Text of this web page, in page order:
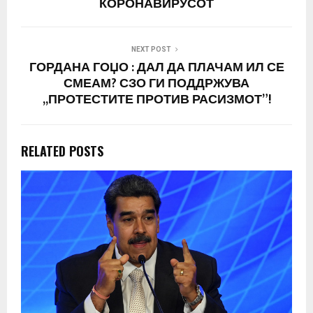
NEXT POST
ГОРДАНА ГОЏО : ДАЛ ДА ПЛАЧАМ ИЛ СЕ
СМЕАМ? СЗО ГИ ПОДДРЖУВА
,,ПРОТЕСТИТЕ ПРОТИВ РАСИЗМОТ”!
RELATED POSTS